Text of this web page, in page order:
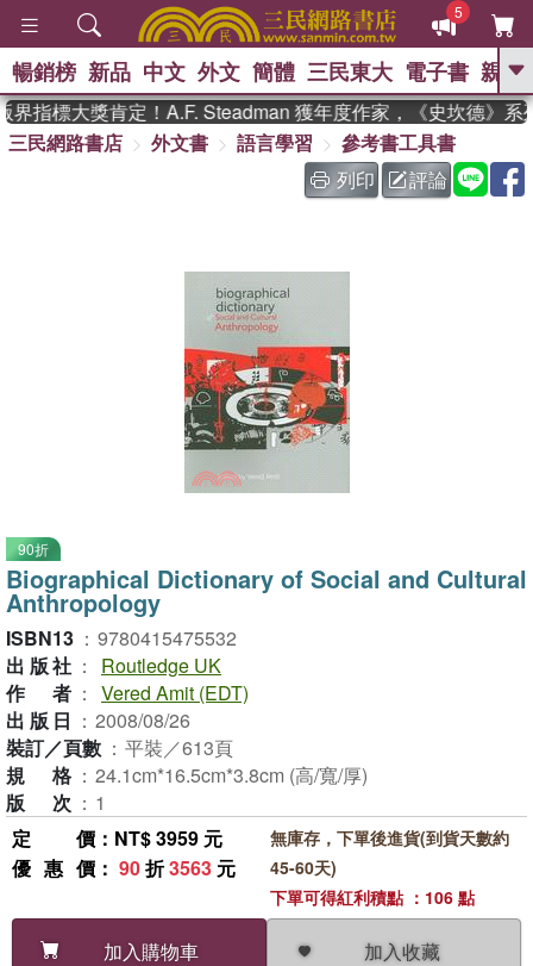
5
GO
熱搜： 東野圭吾 、 The Odyssey
、 如果歷史是一群喵 、 暑期
國際布克獎 臺灣漫遊錄 、 方
暢銷榜 新品 中文 外文 簡體 三民東大 電子書 親子
指標大獎肯定！A.F. Steadman 獲年度作家，《史坎德》系
三民網路書店
外文書 語言學習
參考書工具書
列印
評論
90折
Biographical Dictionary of Social and Cultural
Anthropology
ISBN13 ： 9780415475532
出版社 ：
Routledge UK
作者 ： Vered Amit (EDT)
出版日 ： 2008/08/26
裝訂／頁數 ： 平裝／613頁
規格 ： 24.1cm*16.5cm*3.8cm (高/寬/厚)
版次 ： 1
定價 ：NT$ 3959 元
優惠價 ： 90折3563 元
加入購物車 加入收藏
無庫存，下單後進貨(到貨天數約
45-60天)
下單可得紅利積點 ：106 點